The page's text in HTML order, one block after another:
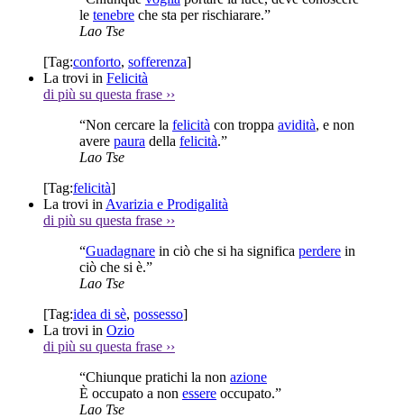
le tenebre che sta per rischiarare.”
Lao Tse
[Tag:conforto, sofferenza]
La trovi in Felicità
di più su questa frase ››
“Non cercare la felicità con troppa avidità, e non
avere paura della felicità.”
Lao Tse
[Tag:felicità]
La trovi in Avarizia e Prodigalità
di più su questa frase ››
“Guadagnare in ciò che si ha significa perdere in
ciò che si è.”
Lao Tse
[Tag:idea di sè, possesso]
La trovi in Ozio
di più su questa frase ››
“Chiunque pratichi la non azione
È occupato a non essere occupato.”
Lao Tse